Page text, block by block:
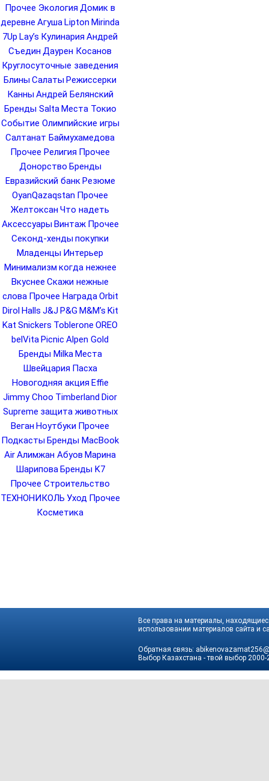
Прочее Экология Домик в
деревне Агуша Lipton Mirinda
7Up Lay’s Кулинария Андрей
Съедин Даурен Косанов
Круглосуточные заведения
Блины Салаты Режиссерки
Канны Андрей Белянский
Бренды Salta Места Токио
Событие Олимпийские игры
Салтанат Баймухамедова
Прочее Религия Прочее
Донорство Бренды
Евразийский банк Резюме
OyanQazaqstan Прочее
Желтоксан Что надеть
Аксессуары Винтаж Прочее
Секонд-хенды покупки
Младенцы Интерьер
Минимализм когда нежнее
Вкуснее Скажи нежные
слова Прочее НаградаOrbit
Dirol Halls J&J P&G M&M’s Kit
Kat Snickers Toblerone OREO
belVita Picnic Alpen Gold
Бренды Milka Места
Швейцария Пасха
Новогодняя акция Effie
Jimmy Choo Timberland Dior
Supreme защита животных
Веган Ноутбуки Прочее
Подкасты Бренды MacBook
AirАлимжан Абуов Марина
Шарипова Бренды K7
Прочее Строительство
ТЕХНОНИКОЛЬ Уход Прочее
Косметика
Все права на материалы,
использовании материалов сайта и
Обратная связь:
Выбор Казахстана - твой выбор 2000-